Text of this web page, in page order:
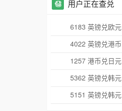
用户正在查兑
6183 英镑兑欧元
4022 英镑兑港币
1257 港币兑日元
5362 英镑兑韩元
5151 英镑兑韩元